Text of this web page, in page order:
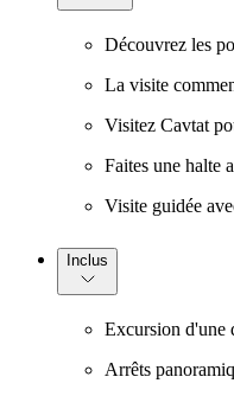
Découvrez les
La visite
Visitez Cavtat
Faites une halte
Visite guidée
Inclus
Excursion d'une
Arrêts